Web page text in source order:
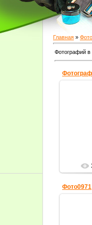
Главная »
Фотографий в
Фото0971